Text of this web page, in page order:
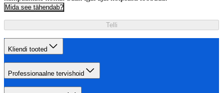
Mida see tähendab?
Telli
Kliendi tooted
Professionaalne tervishoid